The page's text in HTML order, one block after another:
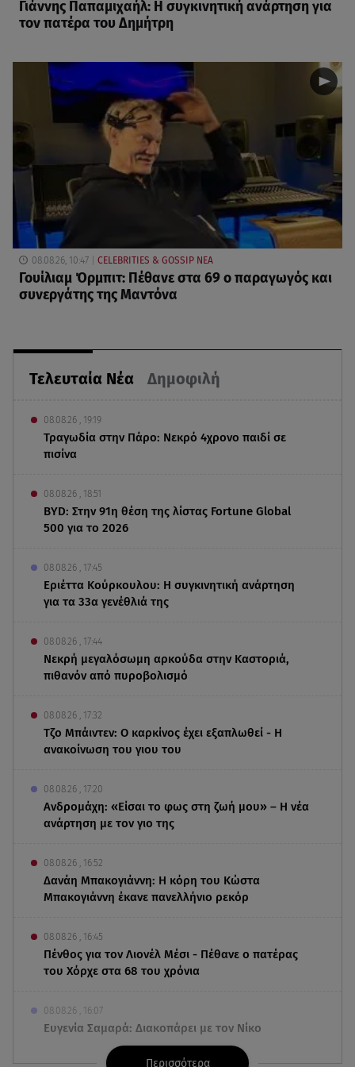
Τελευταία Νέα Δημοφιλή
08.08.26 , 19:19
Τραγωδία στην Πάρο: Νεκρό 4χρονο παιδί σε
πισίνα
08.08.26 , 18:51
BYD: Στην 91η θέση της λίστας Fortune Global
500 για το 2026
08.08.26 , 17:45
Εριέττα Κούρκουλου: Η συγκινητική ανάρτηση
για τα 33α γενέθλιά της
08.08.26 , 17:44
Νεκρή μεγαλόσωμη αρκούδα στην Καστοριά,
πιθανόν από πυροβολισμό
08.08.26 , 17:32
Τζο Μπάιντεν: Ο καρκίνος έχει εξαπλωθεί - Η
ανακοίνωση του γιου του
08.08.26 , 17:20
Ανδρομάχη: «Είσαι το φως στη ζωή μου» – Η νέα
ανάρτηση με τον γιο της
08.08.26 , 16:52
Δανάη Μπακογιάννη: Η κόρη του Κώστα
Μπακογιάννη έκανε πανελλήνιο ρεκόρ
08.08.26 , 16:45
Πένθος για τον Λιονέλ Μέσι - Πέθανε ο πατέρας
του Χόρχε στα 68 του χρόνια
08.08.26 , 16:07
Ευγενία Σαμαρά: Διακοπάρει με τον Νίκο
Μουτσινά - Πού βρίσκονται;
Περισσότερα
Γιάννης Παπαμιχαήλ: Η συγκινητική ανάρτηση για
τον πατέρα του Δημήτρη
08.08.26, 10:47 CELEBRITIES & GOSSIP ΝΕΑ
Γουίλιαμ Όρμπιτ: Πέθανε στα 69 ο παραγωγός και
συνεργάτης της Μαντόνα